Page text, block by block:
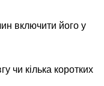
включити його у
чи кілька коротких